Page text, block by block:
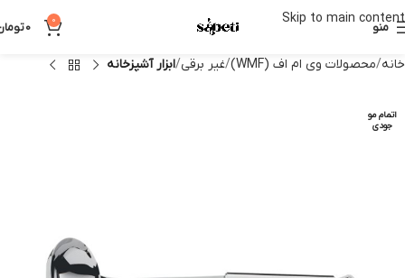
Skip to main content
منو 0
0
خانه محصولات وی ام اف (WMF) غیر برقی ابزار آشپزخانه
اتمام مو
جودی